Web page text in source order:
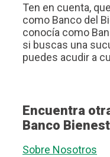
Ten en cuenta,
como Banco del
conocía como
si buscas una
puedes acudir a
Encuentra
Banco
Sobre Nosotros